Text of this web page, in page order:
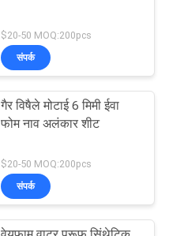
$20-50 MOQ:200pcs
संपर्क
गैर विषैले मोटाई 6 मिमी ईवा
फोम नाव अलंकार शीट
$20-50 MOQ:200pcs
संपर्क